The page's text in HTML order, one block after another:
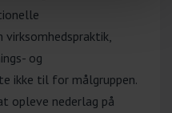
non-profit
for et socialt
hvor både
lykkes.
og
ikke til for målgruppen.
opleve nederlag på